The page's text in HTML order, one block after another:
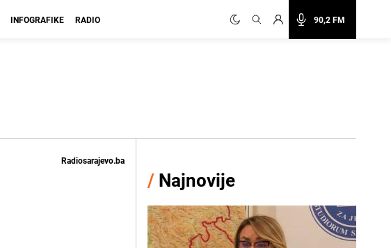
90,2 FM
INFOGRAFIKE RADIO
Radiosarajevo.ba
/ Najnovije